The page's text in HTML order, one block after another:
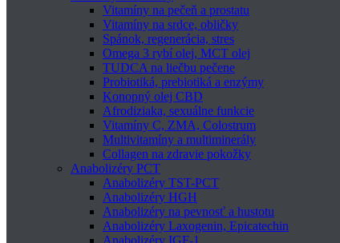
Vitamíny na pečeň a prostatu
Vitamíny na srdce, obličky
Spánok, regenerácia, stres
Omega 3 rybí olej, MCT olej
TUDCA na liečbu pečene
Probiotiká, prebiotiká a enzýmy
Konopný olej CBD
Afrodiziaka, sexuálne funkcie
Vitamíny C, ZMA, Colostrum
Multivitamíny a multiminerály
Collagen na zdravie pokožky
Anabolizéry PCT
Anabolizéry TST-PCT
Anabolizéry HGH
Anabolizéry na pevnosť a hustotu
Anabolizéry Laxogenin, Epicatechin
Anabolizéry IGF-1